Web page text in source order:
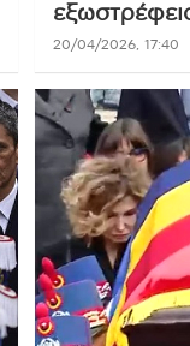
20/04/2026, 17:40